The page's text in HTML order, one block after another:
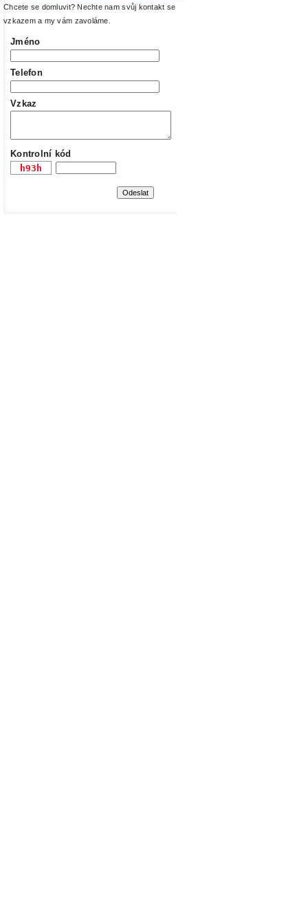
Chcete se domluvit? Nechte nam svůj kontakt se
vzkazem a my vám zavoláme.
Jméno
Telefon
Vzkaz
Kontrolní kód